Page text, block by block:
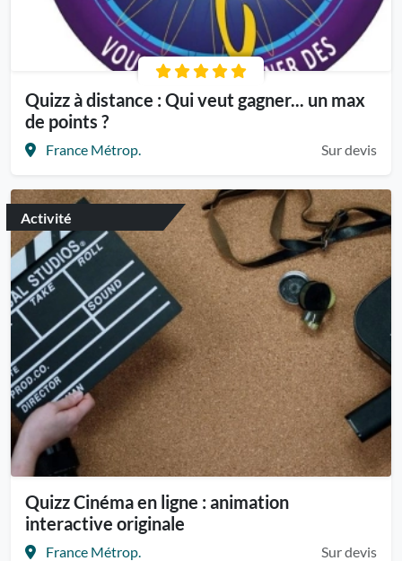
Quizz à distance : Qui veut gagner... un max
de points ?
France Métrop. Sur devis
Activité
Quizz Cinéma en ligne : animation
interactive originale
France Métrop. Sur devis